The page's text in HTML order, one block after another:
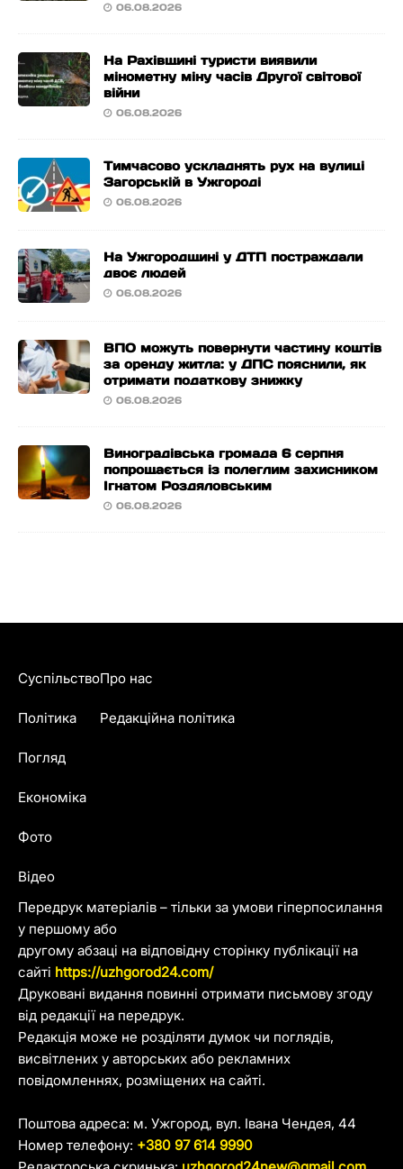
06.08.2026
На Рахівщині туристи виявили
мінометну міну часів Другої світової
війни
06.08.2026
Тимчасово ускладнять рух на вулиці
Загорській в Ужгороді
06.08.2026
На Ужгородщині у ДТП постраждали
двоє людей
06.08.2026
ВПО можуть повернути частину коштів
за оренду житла: у ДПС пояснили, як
отримати податкову знижку
06.08.2026
Виноградівська громада 6 серпня
попрощається із полеглим захисником
Ігнатом Роздяловським
06.08.2026
Передрук матеріалів – тільки за умови гіперпосилання
у першому або
другому абзаці на відповідну сторінку публікації на
сайті https://uzhgorod24.com/
Друковані видання повинні отримати письмову згоду
від редакції на передрук.
Редакція може не розділяти думок чи поглядів,
висвітлених у авторських або рекламних
повідомленнях, розміщених на сайті.
Поштова адреса: м. Ужгород, вул. Івана Чендея, 44
Номер телефону: +380 97 614 9990
Суспільство
Політика
Погляд
Економіка
Фото
Відео
Про нас
Редакційна політика